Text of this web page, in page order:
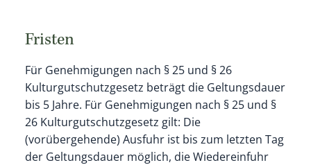
Fristen
Für Genehmigungen nach § 25 und § 26
Kulturgutschutzgesetz beträgt die Geltungsdauer
bis 5 Jahre. Für Genehmigungen nach § 25 und §
26 Kulturgutschutzgesetz gilt: Die
(vorübergehende) Ausfuhr ist bis zum letzten Tag
der Geltungsdauer möglich, die Wiedereinfuhr